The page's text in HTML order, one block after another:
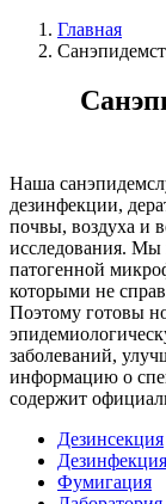
Главная
Наша
дезинфекции,
почвы, воздуха и
исследования. Мы
патогенной
которыми не
Поэтому готовы
заболеваний,
информацию о
содержит
Дезинсекция
Дезинфекция
Фумигация